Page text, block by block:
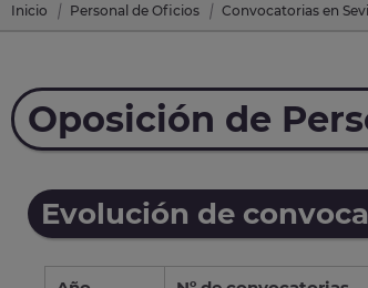
Inicio Personal de Oficios Convocatorias en
Oposición de
Evolución de